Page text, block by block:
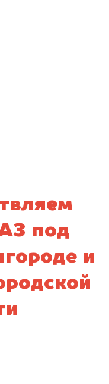
под
и